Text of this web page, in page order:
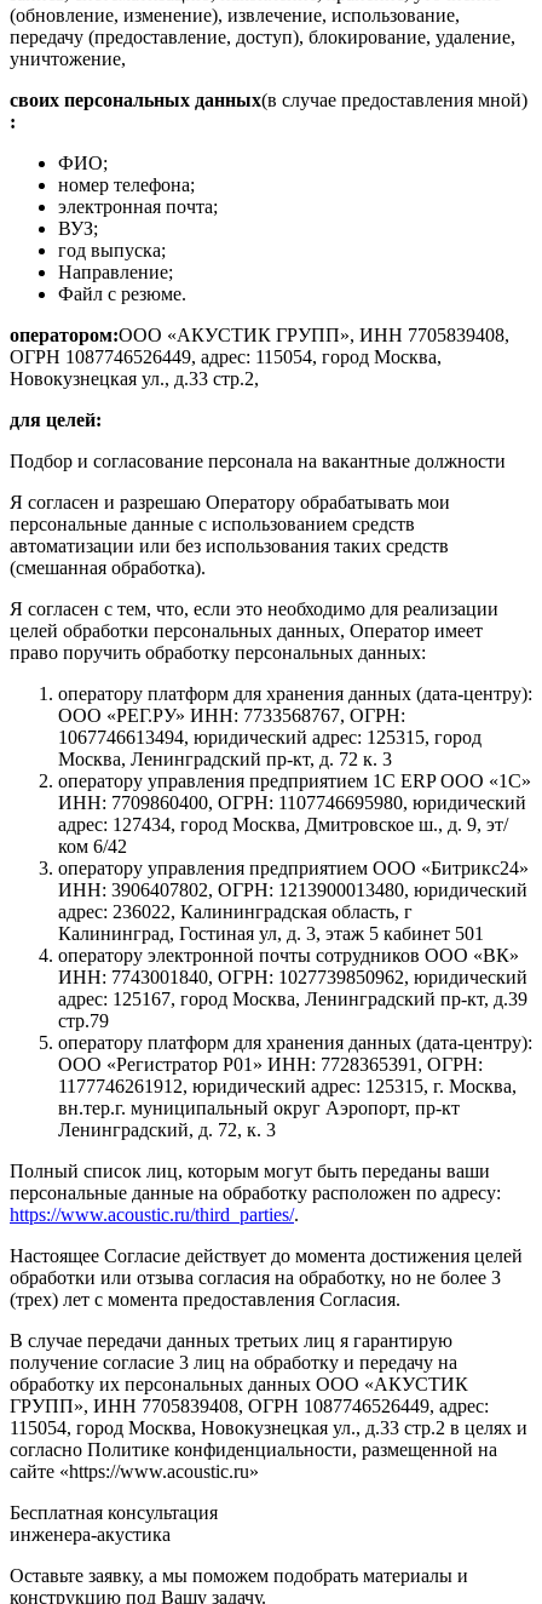
(обновление, изменение), извлечение, использование,
передачу (предоставление, доступ), блокирование, удаление,
уничтожение,
своих персональных данных(в случае предоставления мной)
:
ФИО;
номер телефона;
электронная почта;
ВУЗ;
год выпуска;
Направление;
Файл с резюме.
оператором:ООО «АКУСТИК ГРУПП», ИНН 7705839408,
ОГРН 1087746526449, адрес: 115054, город Москва,
Новокузнецкая ул., д.33 стр.2,
для целей:
Подбор и согласование персонала на вакантные должности
Я согласен и разрешаю Оператору обрабатывать мои
персональные данные с использованием средств
автоматизации или без использования таких средств
(смешанная обработка).
Я согласен с тем, что, если это необходимо для реализации
целей обработки персональных данных, Оператор имеет
право поручить обработку персональных данных:
оператору платформ для хранения данных (дата-центру):
ООО «РЕГ.РУ» ИНН: 7733568767, ОГРН:
1067746613494, юридический адрес: 125315, город
Москва, Ленинградский пр-кт, д. 72 к. 3
оператору управления предприятием 1С ERP ООО «1С»
ИНН: 7709860400, ОГРН: 1107746695980, юридический
адрес: 127434, город Москва, Дмитровское ш., д. 9, эт/
ком 6/42
оператору управления предприятием ООО «Битрикс24»
ИНН: 3906407802, ОГРН: 1213900013480, юридический
адрес: 236022, Калининградская область, г
Калининград, Гостиная ул, д. 3, этаж 5 кабинет 501
оператору электронной почты сотрудников ООО «ВК»
ИНН: 7743001840, ОГРН: 1027739850962, юридический
адрес: 125167, город Москва, Ленинградский пр-кт, д.39
стр.79
оператору платформ для хранения данных (дата-центру):
ООО «Регистратор Р01» ИНН: 7728365391, ОГРН:
1177746261912, юридический адрес: 125315, г. Москва,
вн.тер.г. муниципальный округ Аэропорт, пр-кт
Ленинградский, д. 72, к. 3
Полный список лиц, которым могут быть переданы ваши
персональные данные на обработку расположен по адресу:
https://www.acoustic.ru/third_parties/.
Настоящее Согласие действует до момента достижения целей
обработки или отзыва согласия на обработку, но не более 3
(трех) лет с момента предоставления Согласия.
В случае передачи данных третьих лиц я гарантирую
получение согласие 3 лиц на обработку и передачу на
обработку их персональных данных ООО «АКУСТИК
ГРУПП», ИНН 7705839408, ОГРН 1087746526449, адрес:
115054, город Москва, Новокузнецкая ул., д.33 стр.2 в целях и
согласно Политике конфиденциальности, размещенной на
сайте «https://www.acoustic.ru»
Бесплатная консультация
инженера-акустика
Оставьте заявку, а мы поможем подобрать материалы и
конструкцию под Вашу задачу.